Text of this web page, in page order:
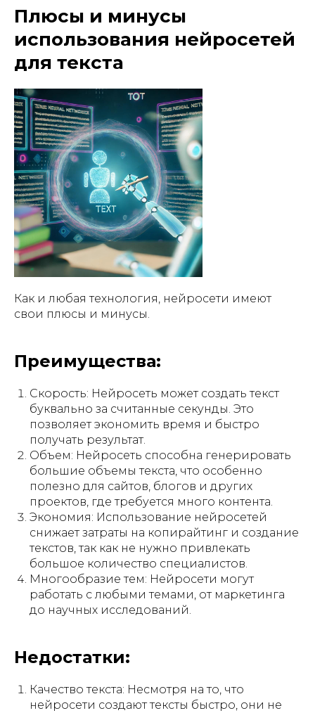
Плюсы и минусы
использования нейросетей
для текста
Как и любая технология, нейросети имеют
свои плюсы и минусы.
Преимущества:
Скорость: Нейросеть может создать текст
буквально за считанные секунды. Это
позволяет экономить время и быстро
получать результат.
Объем: Нейросеть способна генерировать
большие объемы текста, что особенно
полезно для сайтов, блогов и других
проектов, где требуется много контента.
Экономия: Использование нейросетей
снижает затраты на копирайтинг и создание
текстов, так как не нужно привлекать
большое количество специалистов.
Многообразие тем: Нейросети могут
работать с любыми темами, от маркетинга
до научных исследований.
Недостатки:
Качество текста: Несмотря на то, что
нейросети создают тексты быстро, они не